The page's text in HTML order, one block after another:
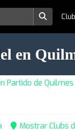
en
Partido de Quilmes
Mostrar Clubs